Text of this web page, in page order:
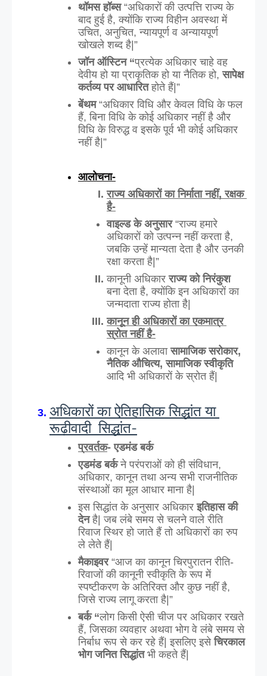
थॉमस हॉब्स “अधिकारों की उत्पत्ति राज्य के
बाद हुई है, क्योंकि राज्य विहीन अवस्था में
उचित, अनुचित, न्यायपूर्ण व अन्यायपूर्ण
खोखले शब्द है|”
जॉन ऑस्टिन “प्रत्येक अधिकार चाहे वह
देवीय हो या प्राकृतिक हो या नैतिक हो, सापेक्ष
कर्तव्य पर आधारित होते हैं|”
बेंथम “अधिकार विधि और केवल विधि के फल
हैं, बिना विधि के कोई अधिकार नहीं है और
विधि के विरुद्ध व इसके पूर्व भी कोई अधिकार
नहीं है|”
आलोचना-
राज्य अधिकारों का निर्माता नहीं, रक्षक
है-
वाइल्ड के अनुसार “राज्य हमारे
अधिकारों को उत्पन्न नहीं करता है,
जबकि उन्हें मान्यता देता है और उनकी
रक्षा करता है|”
कानूनी अधिकार राज्य को निरंकुश
बना देता है, क्योंकि इन अधिकारों का
जन्मदाता राज्य होता है|
कानून ही अधिकारों का एकमात्र
स्रोत नहीं है-
कानून के अलावा सामाजिक सरोकार,
नैतिक औचित्य, सामाजिक स्वीकृति
आदि भी अधिकारों के स्रोत हैं|
अधिकारों का ऐतिहासिक सिद्धांत या
रूढ़ीवादी  सिद्धांत-
प्रवर्तक- एडमंड बर्क
एडमंड बर्क ने परंपराओं को ही संविधान,
अधिकार, कानून तथा अन्य सभी राजनीतिक
संस्थाओं का मूल आधार माना है|
इस सिद्धांत के अनुसार अधिकार इतिहास की
देन है| जब लंबे समय से चलने वाले रीति
रिवाज स्थिर हो जाते हैं तो अधिकारों का रुप
ले लेते हैं|
मैकाइवर “आज का कानून चिरपुरातन रीति-
रिवाजों की कानूनी स्वीकृति के रूप में
स्पष्टीकरण के अतिरिक्त और कुछ नहीं है,
जिसे राज्य लागू करता है|”
बर्क “लोग किसी ऐसी चीज पर अधिकार रखते
हैं, जिसका व्यवहार अथवा भोग वे लंबे समय से
निर्बाध रूप से कर रहे हैं| इसलिए इसे चिरकाल
भोग जनित सिद्धांत भी कहते हैं|